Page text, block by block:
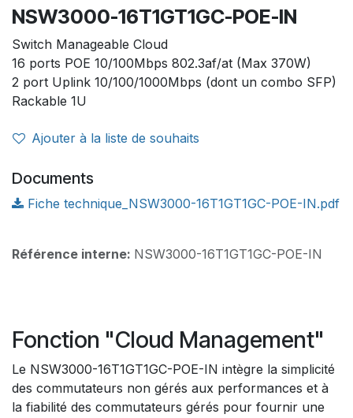
NSW3000-16T1GT1GC-POE-IN
Switch Manageable Cloud
16 ports POE 10/100Mbps 802.3af/at (Max 370W)
2 port Uplink 10/100/1000Mbps (dont un combo SFP)
Rackable 1U
Ajouter à la liste de souhaits
Documents
Fiche technique_NSW3000-16T1GT1GC-POE-IN.pdf
Référence interne: NSW3000-16T1GT1GC-POE-IN
Fonction "Cloud Management"
Le NSW3000-16T1GT1GC-POE-IN intègre la simplicité
des commutateurs non gérés aux performances et à
la fiabilité des commutateurs gérés pour fournir une